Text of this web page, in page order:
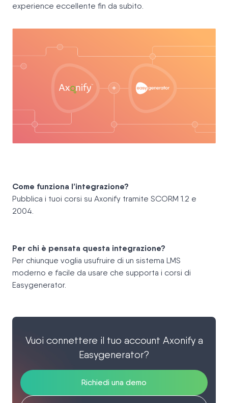
experience eccellente fin da subito.
Come funziona l’integrazione?
Pubblica i tuoi corsi su Axonify tramite SCORM 1.2 e
2004.
Per chi è pensata questa integrazione?
Per chiunque voglia usufruire di un sistema LMS
moderno e facile da usare che supporta i corsi di
Easygenerator.
Vuoi connettere il tuo account Axonify a
Easygenerator?
Richiedi una demo